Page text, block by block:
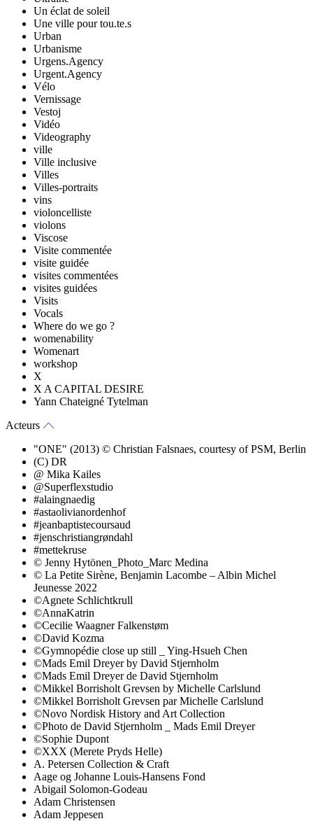
Un éclat de soleil
Une ville pour tou.te.s
Urban
Urbanisme
Urgens.Agency
Urgent.Agency
Vélo
Vernissage
Vestoj
Vidéo
Videography
ville
Ville inclusive
Villes
Villes-portraits
vins
violoncelliste
violons
Viscose
Visite commentée
visite guidée
visites commentées
visites guidées
Visits
Vocals
Where do we go ?
womenability
Womenart
workshop
X
X A CAPITAL DESIRE
Yann Chateigné Tytelman
Acteurs
"ONE" (2013) © Christian Falsnaes, courtesy of PSM, Berlin
(C) DR
@ Mika Kailes
@Superflexstudio
#alaingnaedig
#astaolivianordenhof
#jeanbaptistecoursaud
#jenschristiangrøndahl
#mettekruse
© Jenny Hytönen_Photo_Marc Medina
© La Petite Sirène, Benjamin Lacombe – Albin Michel
Jeunesse 2022
©Agnete Schlichtkrull
©AnnaKatrin
©Cecilie Waagner Falkenstøm
©David Kozma
©Gymnopédie close up still _ Ying-Hsueh Chen
©Mads Emil Dreyer by David Stjernholm
©Mads Emil Dreyer de David Stjernholm
©Mikkel Borrisholt Grevsen by Michelle Carlslund
©Mikkel Borrisholt Grevsen par Michelle Carlslund
©Novo Nordisk History and Art Collection
©Photo de David Stjernholm _ Mads Emil Dreyer
©Sophie Dupont
©XXX (Merete Pryds Helle)
A. Petersen Collection & Craft
Aage og Johanne Louis-Hansens Fond
Abigail Solomon-Godeau
Adam Christensen
Adam Jeppesen